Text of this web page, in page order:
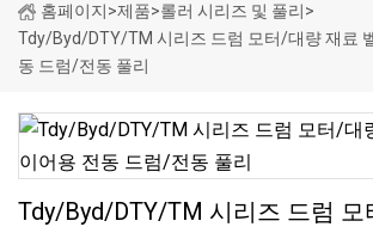
홈페이지>제품>롤러 시리즈 및 풀리>
Tdy/Byd/DTY/TM 시리즈 드럼 모터/대량 재료
동 드럼/전동 풀리
Tdy/Byd/DTY/TM 시리즈 드럼 모